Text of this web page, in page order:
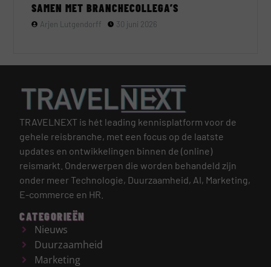
SAMEN MET BRANCHECOLLEGA’S
Arjen Lutgendorff 30 juni 2026
TRAVELNEXT is hét leading kennisplatform voor de
gehele reisbranche, met een focus op de laatste
updates en ontwikkelingen binnen de (online)
reismarkt. Onderwerpen die worden behandeld zijn
onder meer Technologie, Duurzaamheid, AI, Marketing,
E-commerce en HR.
CATEGORIEËN
Nieuws
Duurzaamheid
Marketing